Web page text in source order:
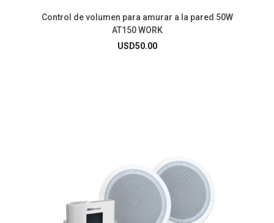
Control de volumen para amurar a la pared 50W
AT150 WORK
USD50.00